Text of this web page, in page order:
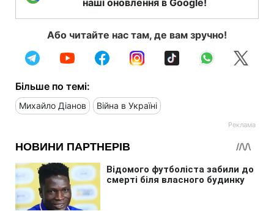
Або читайте нас там, де вам зручно!
Більше по темі:
Михайло Діанов Війна в Україні